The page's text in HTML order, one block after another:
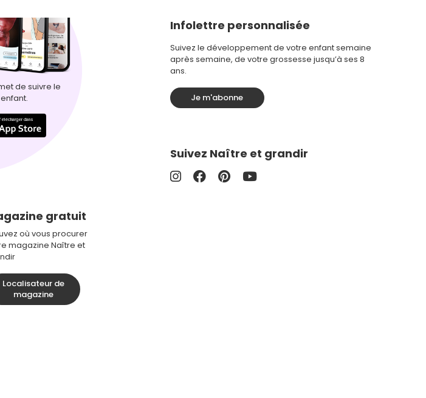
de suivre le
gratuit
où vous procurer
magazine Naître et
Localisateur de
magazine
Infolettre personnalisée
Suivez le développement de votre enfant semaine
après semaine, de votre grossesse jusqu’à ses 8
ans.
Je m'abonne
Suivez Naître et grandir